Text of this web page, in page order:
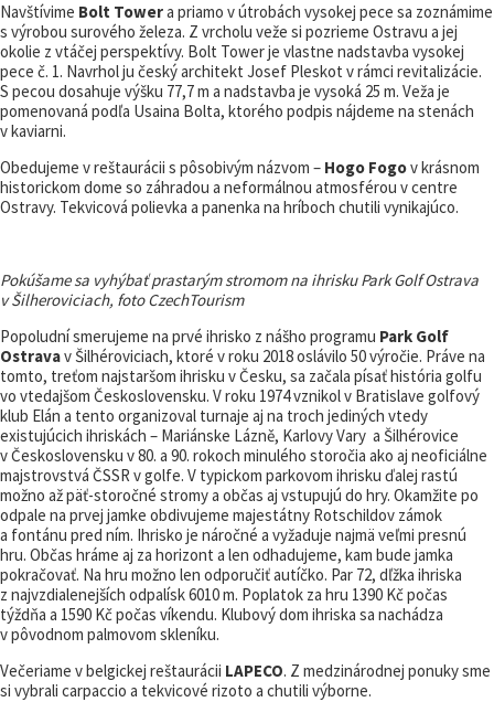
Navštívime Bolt Towera priamo v útrobách vysokej pece sa zoznámime
s výrobou surového železa. Z vrcholu veže si pozrieme Ostravu a jej
okolie z vtáčej perspektívy. Bolt Tower je vlastne nadstavba vysokej
pece č. 1. Navrhol ju český architekt Josef Pleskot v rámci revitalizácie.
S pecou dosahuje výšku 77,7 m a nadstavba je vysoká 25 m. Veža je
pomenovaná podľa Usaina Bolta, ktorého podpis nájdeme na stenách
v kaviarni.
Obedujeme v reštaurácii s pôsobivým názvom – Hogo Fogov krásnom
historickom dome so záhradou a neformálnou atmosférou v centre
Ostravy. Tekvicová polievka a panenka na hríboch chutili vynikajúco.
Pokúšame sa vyhýbať prastarým stromom na ihrisku Park Golf Ostrava
v Šilheroviciach, foto CzechTourism
Popoludní smerujeme na prvé ihrisko z nášho programu Park Golf
Ostravav Šilhéroviciach, ktoré v roku 2018 oslávilo 50 výročie. Práve na
tomto, treťom najstaršom ihrisku v Česku, sa začala písať história golfu
vo vtedajšom Československu. V roku 1974 vznikol v Bratislave golfový
klub Elán a tento organizoval turnaje aj na troch jediných vtedy
existujúcich ihriskách – Mariánske Lázně, Karlovy Vary a Šilhérovice
v Československu v 80. a 90. rokoch minulého storočia ako aj neoficiálne
majstrovstvá ČSSR v golfe. V typickom parkovom ihrisku ďalej rastú
možno až päť-storočné stromy a občas aj vstupujú do hry. Okamžite po
odpale na prvej jamke obdivujeme majestátny Rotschildov zámok
a fontánu pred ním. Ihrisko je náročné a vyžaduje najmä veľmi presnú
hru. Občas hráme aj za horizont a len odhadujeme, kam bude jamka
pokračovať. Na hru možno len odporučiť autíčko. Par 72, dľžka ihriska
z najvzdialenejších odpalísk 6010 m. Poplatok za hru 1390 Kč počas
týždňa a 1590 Kč počas víkendu. Klubový dom ihriska sa nachádza
v pôvodnom palmovom skleníku.
Večeriame v belgickej reštaurácii LAPECO. Z medzinárodnej ponuky sme
si vybrali carpaccio a tekvicové rizoto a chutili výborne.